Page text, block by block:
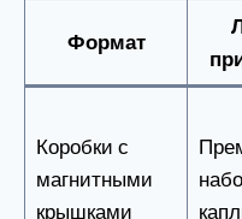
Формат
Коробки с
магнитными
крышками